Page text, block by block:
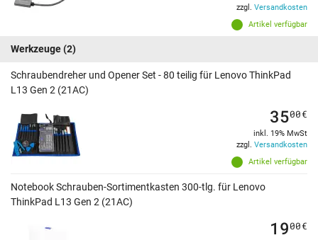
Artikel verfügbar
zzgl. Versandkosten
Werkzeuge(2)
Schraubendreher und Opener Set - 80 teilig für Lenovo ThinkPad
L13 Gen 2 (21AC)
Artikel verfügbar
3500€
inkl. 19% MwSt
zzgl. Versandkosten
Notebook Schrauben-Sortimentkasten 300-tlg. für Lenovo
ThinkPad L13 Gen 2 (21AC)
1900€